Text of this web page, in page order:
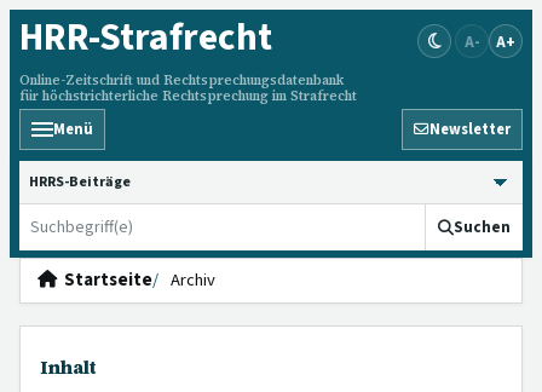
HRR-Strafrecht
Online-Zeitschrift und Rechtsprechungsdatenbank
für höchstrichterliche Rechtsprechung im Strafrecht
A- A+
Menü Newsletter
HRRS durchsuchen
Suchen
Startseite Archiv
Inhalt